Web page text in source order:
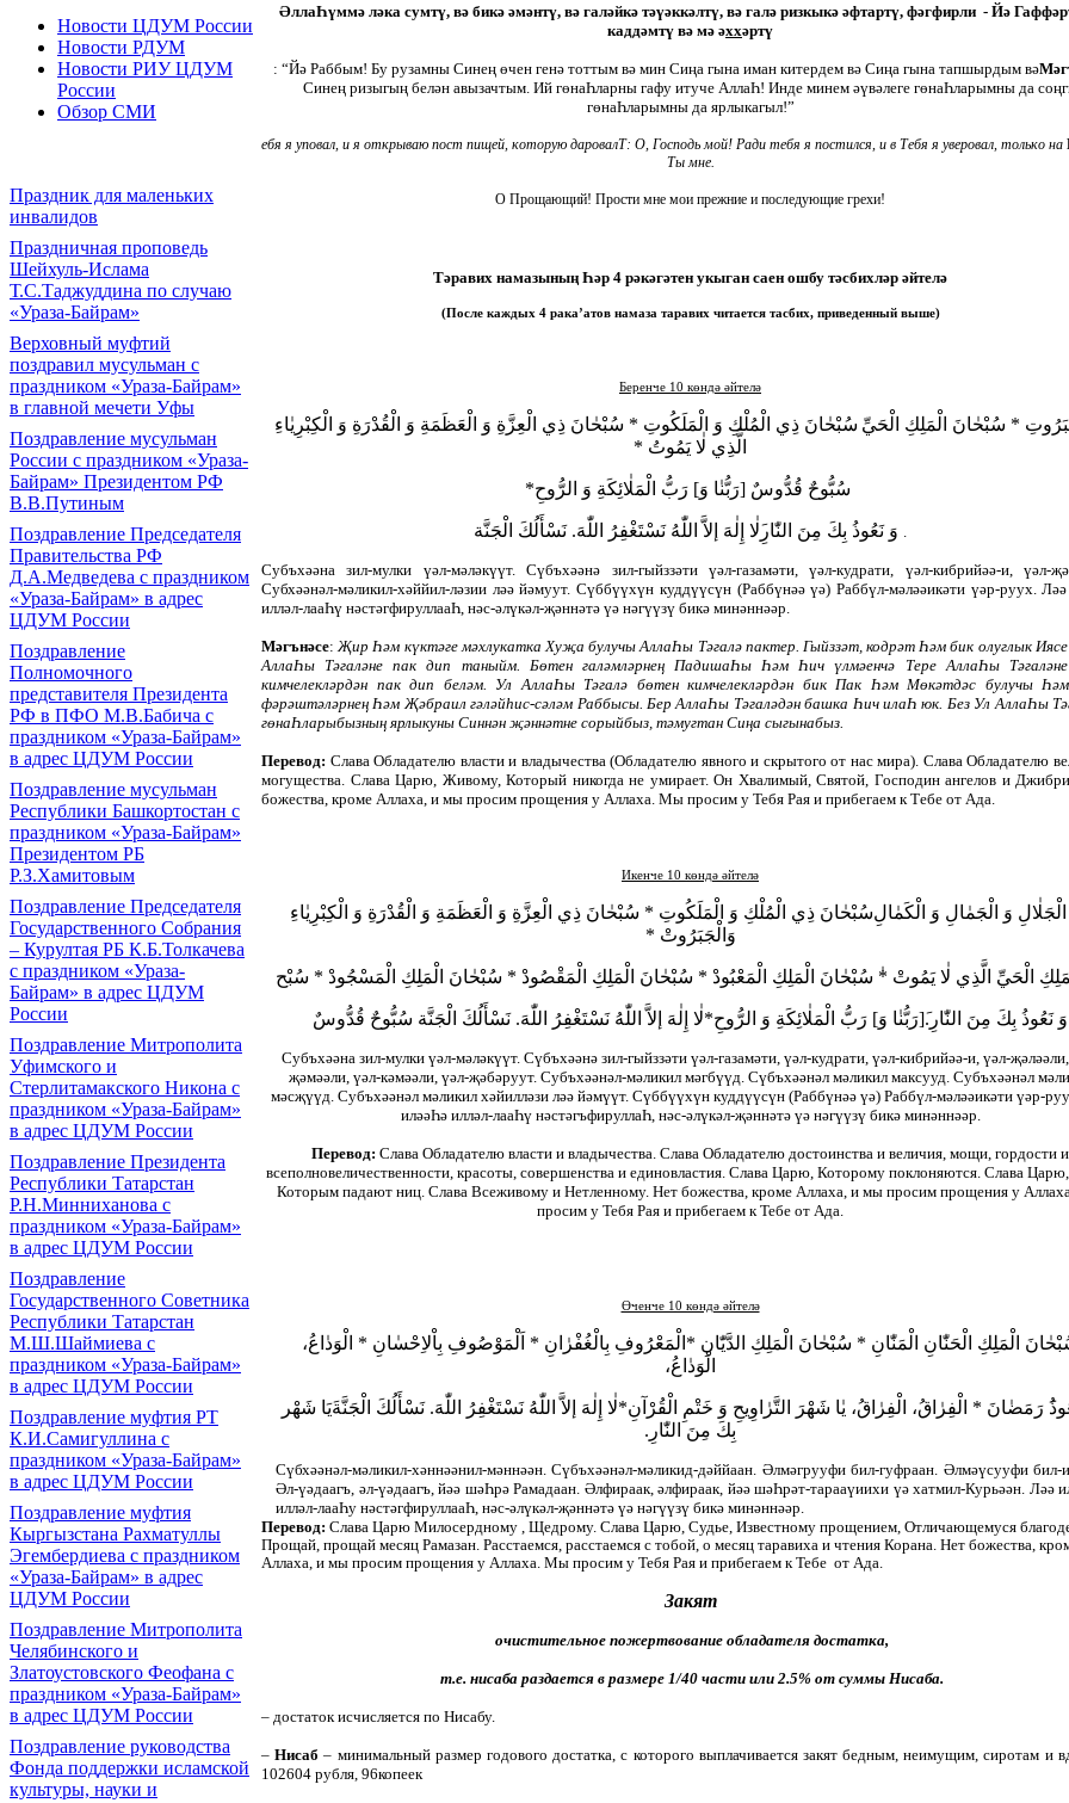
Новости ЦДУМ России
Новости РДУМ
Новости РИУ ЦДУМ
России
Обзор СМИ
Праздник для маленьких
инвалидов
Праздничная проповедь
Шейхуль-Ислама
Т.С.Таджуддина по случаю
«Ураза-Байрам»
Верховный муфтий
поздравил мусульман с
праздником «Ураза-Байрам»
в главной мечети Уфы
Поздравление мусульман
России с праздником «Ураза-
Байрам» Президентом РФ
В.В.Путиным
Поздравление Председателя
Правительства РФ
Д.А.Медведева с праздником
«Ураза-Байрам» в адрес
ЦДУМ России
Поздравление
Полномочного
представителя Президента
РФ в ПФО М.В.Бабича с
праздником «Ураза-Байрам»
в адрес ЦДУМ России
Поздравление мусульман
Республики Башкортостан с
праздником «Ураза-Байрам»
Президентом РБ
Р.З.Хамитовым
Поздравление Председателя
Государственного Собрания
– Курултая РБ К.Б.Толкачева
с праздником «Ураза-
Байрам» в адрес ЦДУМ
России
Поздравление Митрополита
Уфимского и
Стерлитамакского Никона с
праздником «Ураза-Байрам»
в адрес ЦДУМ России
Поздравление Президента
Республики Татарстан
Р.Н.Минниханова с
праздником «Ураза-Байрам»
в адрес ЦДУМ России
Поздравление
Государственного Советника
Республики Татарстан
М.Ш.Шаймиева с
праздником «Ураза-Байрам»
в адрес ЦДУМ России
Поздравление муфтия РТ
К.И.Самигуллина с
праздником «Ураза-Байрам»
в адрес ЦДУМ России
Поздравление муфтия
Кыргызстана Рахматуллы
Эгембердиева с праздником
«Ураза-Байрам» в адрес
ЦДУМ России
Поздравление Митрополита
Челябинского и
Златоустовского Феофана с
праздником «Ураза-Байрам»
в адрес ЦДУМ России
Поздравление руководства
Фонда поддержки исламской
культуры, науки и
ӘллаҺүммә ләка сумтү, вә бикә әмәнтү, вә галәйкә тәүәккәлтү, вә галә ризкыкә әфтартү, фәгфирли - Йә
каддәмтү вә мә әххәртү
: “Йә Раббым! Бу рузамны Синең өчен генә тоттым вә мин Сиңа гына иман китердем вә Сиңа гына тапшырдым вә
Синең ризыгың белән авызачтым. Ий гөнаҺларны гафу итуче АллаҺ! Инде минем әүвәлеге гөнаҺларымны да
гөнаҺларымны да ярлыкагыл!”
: О, Господь мой! Ради тебя я постился, и в Тебя я уверовал, только на
Т
ебя я уповал, и я открываю пост пищей, которую даровал
Ты мне.
О Прощающий! Прости мне мои прежние и последующие грехи!
Тәравих намазының Һәр 4 рәкәгәтен укыган саен ошбу тәсбихләр әйтелә
(После каждых 4 рака’атов намаза таравих читается тасбих, приведенный выше)
Беренче 10 көндә әйтелә
سُبْحٰانَ ذِي الْمُلْكِ وَ الْمَلَكُوتِ * سُبْحٰانَ ذِي الْعِزَّةِ وَ الْعَظَمَةِ وَ الْقُدْرَةِ وَ الْكِبْرِيٰاءِ * سُبْحٰانَ الْمَلِكِ الْحَيِّ
الَّذِي لٰا يَمُوتُ *
سُبُّوحٌ قُدُّوسٌ [رَبُّنٰا وَ] رَبُّ الْمَلٰائِكَةِ وَ الرُّوحِ*
لٰا إِلٰهَ إلاَّ اللّٰهُ نَسْتَغْفِرُ اللّٰهَ. نَسْأَلُكَ الْجَنَّةوَ نَعُوذُ بِكَ مِنَ النّٰارِ
Субъхәәна зил-мулки үәл-мәләкүүт. Сүбъхәәнә зил-гыйззәти үәл-газамәти, үәл-кудрати, үәл-кибрийәә-и, үәл-
Субхәәнәл-мәликил-хәййил-ләзии ләә йәмуут. Сүббүүхүн куддүүсүн (Раббүнәә үә) Раббүл-мәләәикәти үәр-руух.
илләл-лааҺү нәстәгфируллааҺ, нәс-әлүкәл-җәннәтә үә нәгүүзү бикә минәннәәр.
Мәгънәсе: Җир Һәм күктәге мәхлукатка Хуҗа булучы АллаҺы Тәгалә пактер. Гыйззәт, кодрәт Һәм бик олуглык
АллаҺы Тәгаләне пак дип таныйм. Бөтен галәмләрнең ПадишаҺы Һәм Һич үлмәенчә Тере АллаҺы
кимчелекләрдән пак дип беләм. Ул АллаҺы Тәгалә бөтен кимчелекләрдән бик Пак Һәм Мөкәтдәс булучы
фәрәштәләрнең Һәм Җәбраил гәләйһис-сәләм Раббысы. Бер АллаҺы Тәгаләдән башка Һич илаҺ юк. Без Ул АллаҺы
гөнаҺларыбызның ярлыкуны Синнән җәннәтне сорыйбыз, тәмугтан Сиңа сыгынабыз.
Перевод: Слава Обладателю власти и владычества (Обладателю явного и скрытого от нас мира). Слава Обладателю
могущества. Слава Царю, Живому, Который никогда не умирает. Он Хвалимый, Святой Господин ангелов и
божества, кроме Аллаха, и мы просим прощения у Аллаха. Мы просим у Тебя Рая и прибегаем к Тебе от Ада.
Икенче 10 көндә әйтелә
سُبْحٰانَ ذِي الْمُلْكِ وَ الْمَلَكُوتِ * سُبْحٰانَ ذِي الْعِزَّةِ وَ الْعَظَمَةِ وَ الْقُدْرَةِ وَ الْكِبْرِيٰاءِوَ الْجَمٰالِ وَ الْكَمٰالِ
وَالْجَبَرُوتْ *
سُبْحٰانَ الْمَلِكِ الْمَعْبُودْ * سُبْحٰانَ الْمَلِكِ الْمَقْصُودْ * سُبْحٰانَ الْمَلِكِ الْمَسْجُودْ * سُبْح الْحَيِّ الَّذِي لٰا يَمُوتْ *
سُبُّوحٌ قُدُّوسٌ [رَبُّنٰا وَ] رَبُّ الْمَلٰائِكَةِ وَ الرُّوحِ*لٰا إِلٰهَ إلاَّ اللّٰهُ نَسْتَغْفِرُ اللّٰهَ. نَسْأَلُكَ الْجَنَّةوَ نَعُوذُ بِكَ مِنَ النّٰارِ.
Субъхәәна зил-мулки үәл-мәләкүүт. Сүбъхәәнә зил-гыйззәти үәл-газамәти, үәл-кудрати, үәл-кибрийәә-и, үәл-
җәмәәли, үәл-кәмәәли, үәл-җәбәруут. Субъхәәнәл-мәликил мәгбүүд. Сүбъхәәнәл мәликил максууд. Субъхәәнәл
мәсҗүүд. Субъхәәнәл мәликил хәйилләзи ләә йәмүүт. Сүббүүхүн куддүүсүн (Раббүнәә үә) Раббүл-мәләәикәти үәр-
иләәҺә илләл-лааҺү нәстәгъфируллаҺ, нәс-әлүкәл-җәннәтә үә нәгүүзү бикә минәннәәр.
Перевод: Слава Обладателю власти и владычества. Слава Обладателю достоинства и величия, мощи, гордости и
всеполновеличественности, красоты, совершенства и единовластия. Слава Царю, Которому поклоняются. Слава
Которым падают ниц. Слава Всеживому и Нетленному. Нет божества, кроме Аллаха, и мы просим прощения у
просим у Тебя Рая и прибегаем к Тебе от Ада.
Өченче 10 көндә әйтелә
الْمَلِكِ الْحَنّٰانِ الْمَنّٰانِ * سُبْحٰانَ الْمَلِكِ الدَّيّٰانِ *الْمَعْرُوفِ بِالْغُفْرٰانِ * اَلْمَوْصُوفِ بِاْلاِحْسٰانِ * الْوَدٰاعُ،
الْوَدٰاعُ،
يَا شَهْررَمَضٰانَ * الْفِرٰاقُ، الْفِرٰاقُ، يٰا شَهْرَ التَّرٰاوِيحِ وَ خَتْمِ الْقُرْآنِ*لٰا إِلٰهَ إلاَّ اللّٰهُ نَسْتَغْفِرُ اللّٰهَ. نَسْأَلُكَ الْجَنَّة
بِكَ مِنَ النّٰارِ.
Сүбхәәнәл-мәликил-хәннәәнил-мәннәән. Сүбъхәәнәл-мәликид-дәййаан. Әлмәгрууфи бил-гуфраан. Әлмәүсууфи бил-
Әл-үәдаагъ, әл-үәдаагъ, йәә шәҺрә Рамадаан. Әлфираак, әлфираак, йәә шәҺрәт-тарааүиихи үә хатмил-Курьәән. Ләә
илләл-лааҺу нәстәгфируллааҺ, нәс-әлүкәл-җәннәтә үә нәгүүзү бикә минәннәәр.
Перевод: Слава Царю Милосердному , Щедрому. Слава Царю, Судье, Известному прощением, Отличающемуся
Прощай, прощай месяц Рамазан. Расстаемся, расстаемся с тобой, о месяц таравиха и чтения Корана. Нет божества,
Аллаха, и мы просим прощения у Аллаха. Мы просим у Тебя Рая и прибегаем к Тебе от Ада.
Закят
очистительное пожертвование обладателя достатка,
т.е. нисаба раздается в размере 1/40 части или 2.5% от суммы Нисаба.
– достаток исчисляется по Нисабу.
–Нисаб – минимальный размер годового достатка, с которого выплачивается закят бедным, неимущим, сиротам и
102604 рубля, 96копеек